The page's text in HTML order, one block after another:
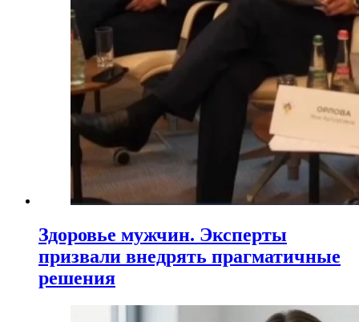
Здоровье мужчин. Эксперты
призвали внедрять прагматичные
решения